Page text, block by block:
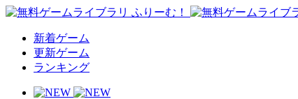
新着ゲーム
更新ゲーム
ランキング